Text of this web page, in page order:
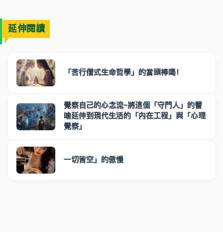
延伸閱讀
「苦行僧式生命哲學」的當頭棒喝！
覺察自己的心念流~將這個「守門人」的譬
喻延伸到現代生活的「內在工程」與「心理
覺察」
一切皆空」的傲慢